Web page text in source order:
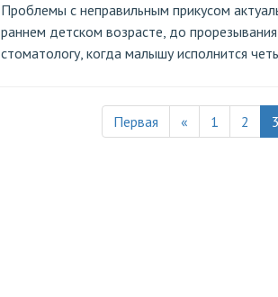
Проблемы с неправильным прикусом
раннем детском возрасте, до
стоматологу, когда малышу исполнится
Первая « 1 2 3